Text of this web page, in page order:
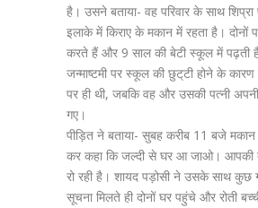
है। उसने बताया- वह परिवार के साथ शिप्रा
इलाके में किराए के मकान में रहता है। दोनों
करते हैं और 9 साल की बेटी स्कूल में पढ़ती
जन्माष्टमी पर स्कूल की छुट्‌टी होने के कारण
पर ही थी, जबकि वह और उसकी पत्नी
गए।
पीड़ित ने बताया- सुबह करीब 11 बजे
कर कहा कि जल्दी से घर आ जाओ। आपकी
रो रही है। शायद पड़ोसी ने उसके साथ कुछ
सूचना मिलते ही दोनों घर पहुंचे और रोती